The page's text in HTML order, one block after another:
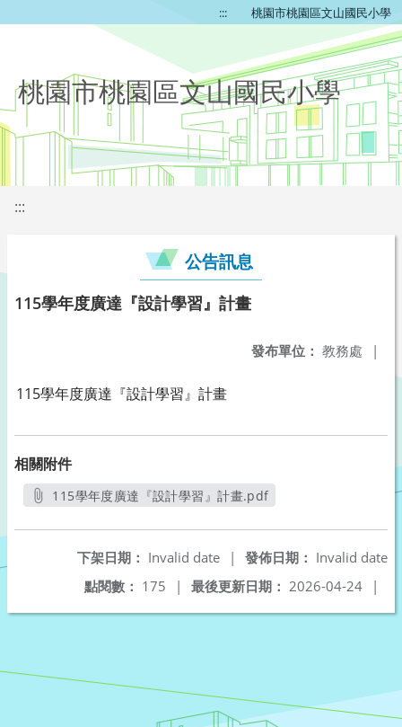
::: 桃園市桃園區文山國民小學
桃園市桃園區文山國民小學
:::
公告訊息
115學年度廣達『設計學習』計畫
發布單位： 教務處 |
115學年度廣達『設計學習』計畫
相關附件
115學年度廣達『設計學習』計畫.pdf
發佈日期： Invalid date
下架日期： Invalid date
|
最後更新日期： 2026-04-24 |
點閱數： 175 |